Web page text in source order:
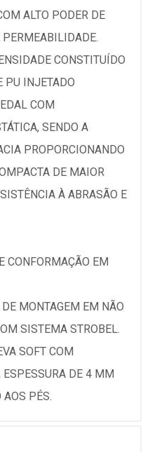
ALTO PODER DE
PERMEABILIDADE.
CONSTITUÍDO
PU INJETADO
COM
SENDO A
PROPORCIONANDO
DE MAIOR
À ABRASÃO E
CONFORMAÇÃO EM
MONTAGEM EM NÃO
SISTEMA STROBEL.
SOFT COM
ESPESSURA DE 4 MM
AOS PÉS.